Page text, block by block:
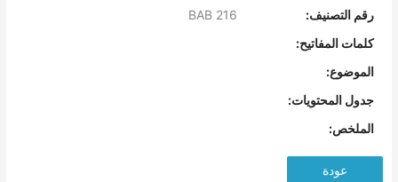
رقم التصنيف:
كلمات المفاتيح:
الموضوع:
جدول المحتويات:
الملخص:
عودة